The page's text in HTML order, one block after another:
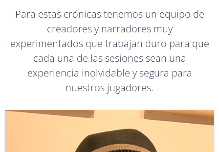
Para estas crónicas tenemos un equipo de
creadores y narradores muy
experimentados que trabajan duro para que
cada una de las sesiones sean una
experiencia inolvidable y segura para
nuestros jugadores.